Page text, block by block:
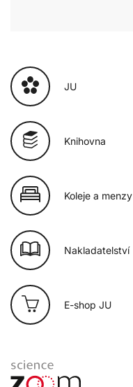
JU
Knihovna
Koleje a menzy
Nakladatelství
E-shop JU